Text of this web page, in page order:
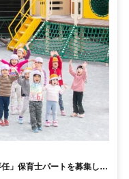
」保育士パートを募集しま